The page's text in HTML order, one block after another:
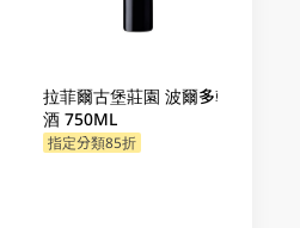
拉菲爾古堡莊園 波爾多乾紅
酒 750ML
指定分類85折